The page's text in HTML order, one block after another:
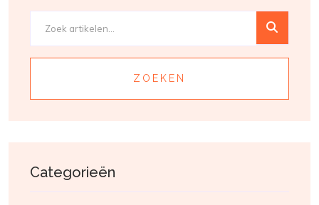
ZOEKEN
Categorieën